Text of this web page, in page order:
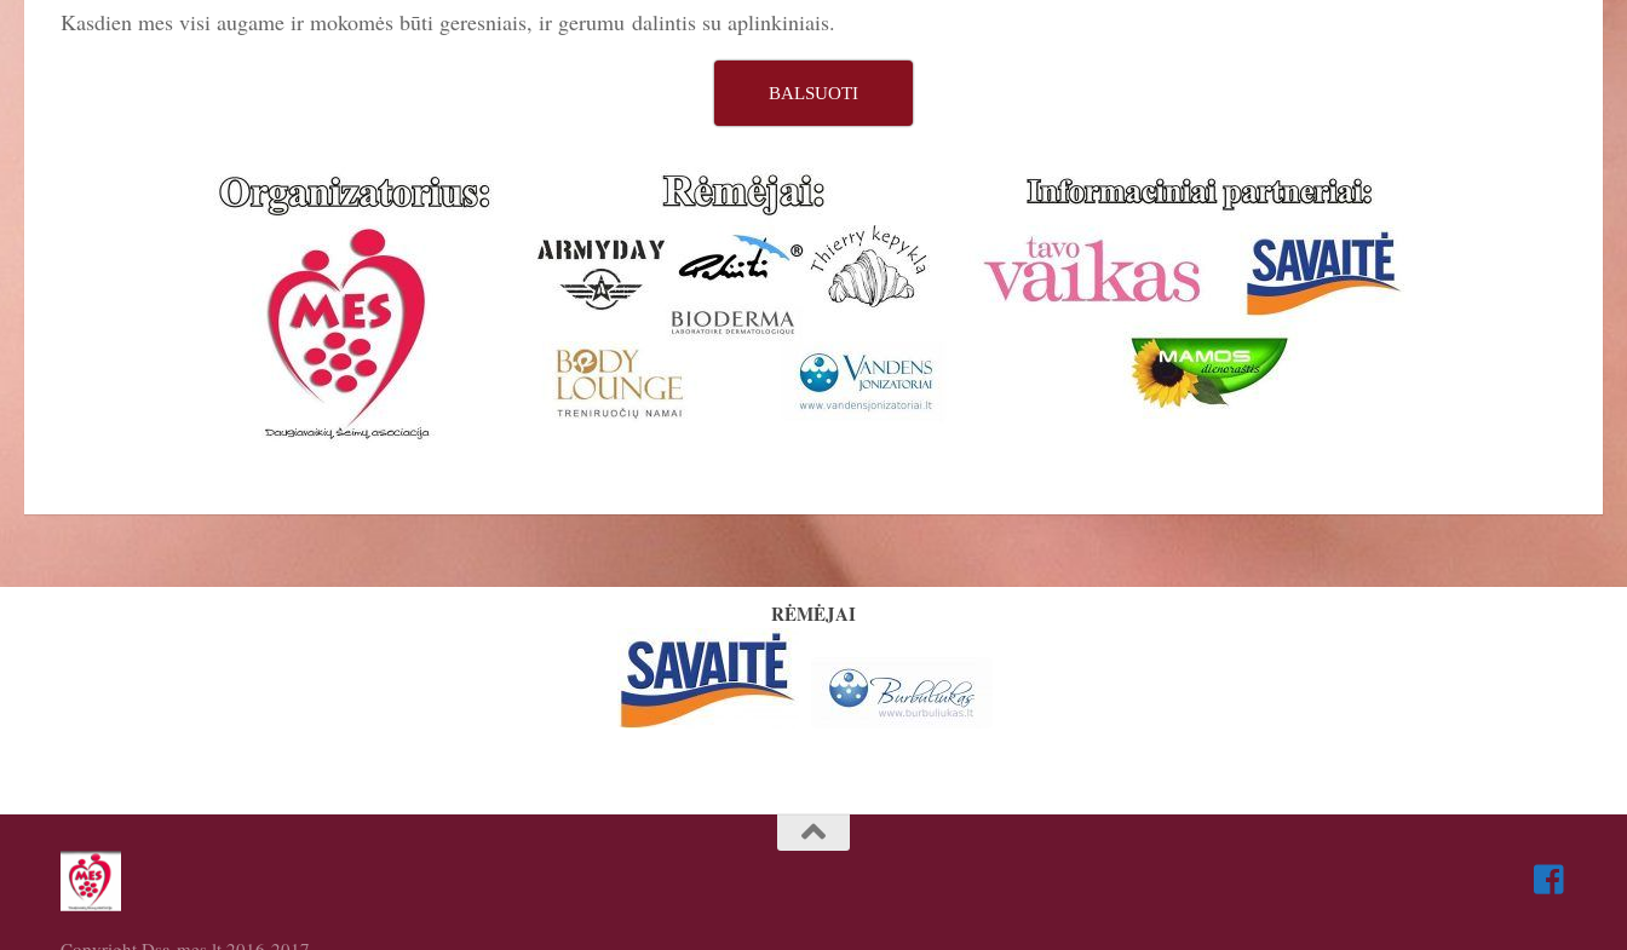
Kasdien mes visi augame ir mokomės būti geresniais, ir gerumu dalintis su aplinkiniais.
BALSUOTI
RĖMĖJAI